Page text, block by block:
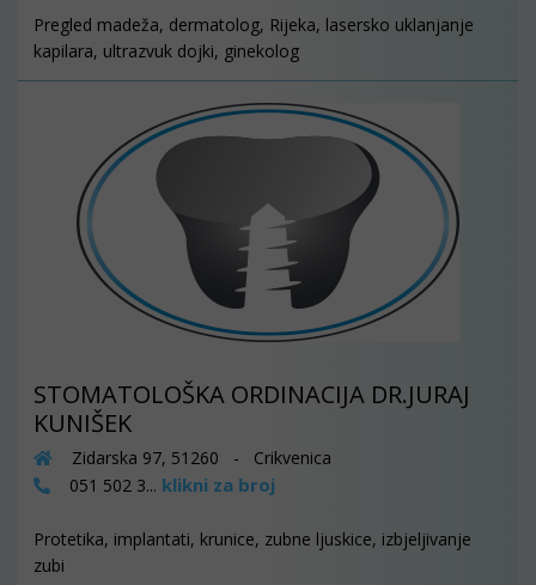
Pregled madeža, dermatolog, Rijeka, lasersko uklanjanje
kapilara, ultrazvuk dojki, ginekolog
STOMATOLOŠKA ORDINACIJA DR.JURAJ
KUNIŠEK
Zidarska 97, 51260 - Crikvenica
051 502 3... klikni za broj
Protetika, implantati, krunice, zubne ljuskice, izbjeljivanje
zubi